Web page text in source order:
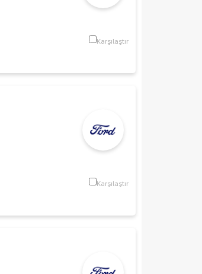
Karşılaştır
Karşılaştır